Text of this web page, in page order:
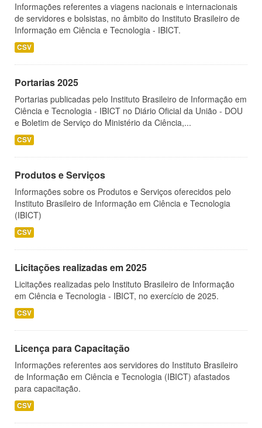
Informações referentes a viagens nacionais e internacionais
de servidores e bolsistas, no âmbito do Instituto Brasileiro de
Informação em Ciência e Tecnologia - IBICT.
CSV
Portarias 2025
Portarias publicadas pelo Instituto Brasileiro de Informação em
Ciência e Tecnologia - IBICT no Diário Oficial da União - DOU
e Boletim de Serviço do Ministério da Ciência,...
CSV
Produtos e Serviços
Informações sobre os Produtos e Serviços oferecidos pelo
Instituto Brasileiro de Informação em Ciência e Tecnologia
(IBICT)
CSV
Licitações realizadas em 2025
Licitações realizadas pelo Instituto Brasileiro de Informação
em Ciência e Tecnologia - IBICT, no exercício de 2025.
CSV
Licença para Capacitação
Informações referentes aos servidores do Instituto Brasileiro
de Informação em Ciência e Tecnologia (IBICT) afastados
para capacitação.
CSV